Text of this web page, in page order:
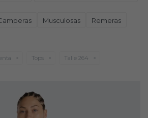
Musculosas
Remeras
Tops Talle 264